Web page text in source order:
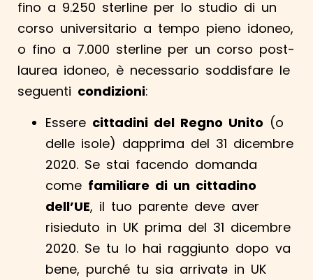
fino a 9.250 sterline per lo studio di un
corso universitario a tempo pieno idoneo,
o fino a 7.000 sterline per un corso post-
laurea idoneo, è necessario soddisfare le
seguenti condizioni:
Essere cittadini del Regno Unito (o
delle isole) dapprima del 31 dicembre
2020. Se stai facendo domanda
come familiare di un cittadino
dell’UE, il tuo parente deve aver
risieduto in UK prima del 31 dicembre
2020. Se tu lo hai raggiunto dopo va
bene, purché tu sia arrivatə in UK